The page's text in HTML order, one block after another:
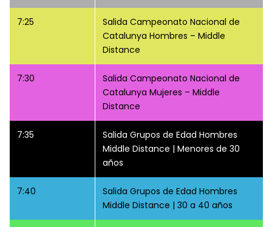
7:25
Salida Campeonato Nacional de
Catalunya Hombres – Middle
Distance
7:30
Salida Campeonato Nacional de
Catalunya Mujeres – Middle
Distance
7:35
Salida Grupos de Edad Hombres
Middle Distance | Menores de 30
años
7:40
Salida Grupos de Edad Hombres
Middle Distance | 30 a 40 años